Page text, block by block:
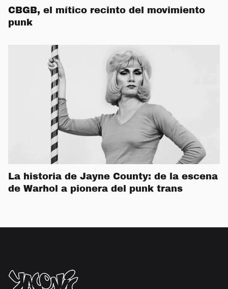
CBGB, el mítico recinto del movimiento
punk
La historia de Jayne County: de la escena
de Warhol a pionera del punk trans